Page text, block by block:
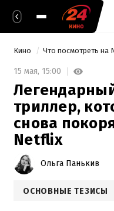
Кино Что посмотреть на
15 мая, 15:00
триллер,
снова
Netflix
Ольга Панькив
ОСНОВНЫЕ ТЕЗИСЫ